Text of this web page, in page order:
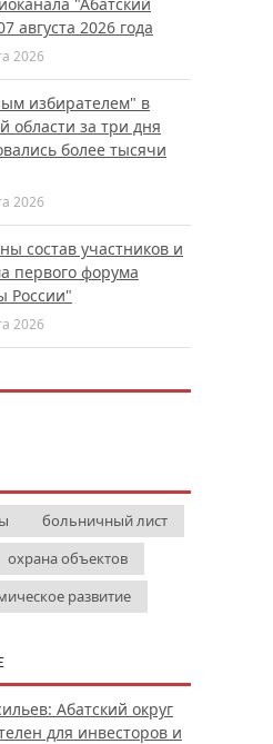
августа 2026 года
2026
избирателем" в
области за три дня
более тысячи
2026
состав участников и
первого форума
России"
2026
больничный лист
охрана объектов
развитие
Абатский округ
для инвесторов и